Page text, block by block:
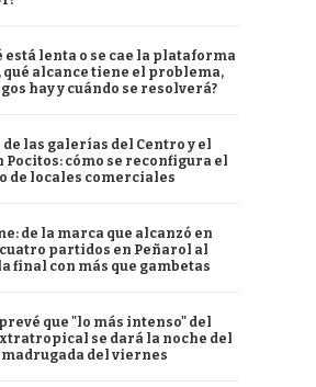
está lenta o se cae la plataforma
qué alcance tiene el problema,
hay y cuándo se resolverá?
de las galerías del Centro y el
Pocitos: cómo se reconfigura el
de locales comerciales
de la marca que alcanzó en
partidos en Peñarol al
final con más que gambetas
que "lo más intenso" del
se dará la noche del
madrugada del viernes